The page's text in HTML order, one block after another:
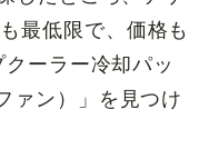
最低限で、価格も
ーラー冷却パッ
ァン）
」を見つけ